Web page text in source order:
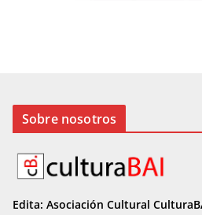
Sobre nosotros
Edita: Asociación Cultural